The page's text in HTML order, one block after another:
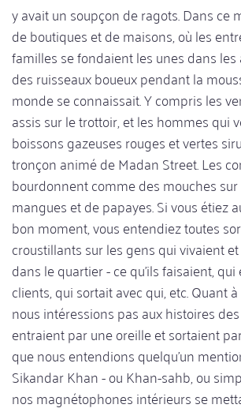
y avait un soupçon de ragots. Dans ce
de boutiques et de maisons, où les
familles se fondaient les unes dans
des ruisseaux boueux pendant la
monde se connaissait. Y compris les
assis sur le trottoir, et les hommes qui
boissons gazeuses rouges et vertes
tronçon animé de Madan Street. Les
bourdonnent comme des mouches
mangues et de papayes. Si vous étiez
bon moment, vous entendiez toutes
croustillants sur les gens qui vivaient
dans le quartier - ce qu'ils faisaient,
clients, qui sortait avec qui, etc. Quant
nous intéressions pas aux histoires
entraient par une oreille et sortaient
que nous entendions quelqu'un
Sikandar Khan - ou Khan-sahb, ou
nos magnétophones intérieurs se